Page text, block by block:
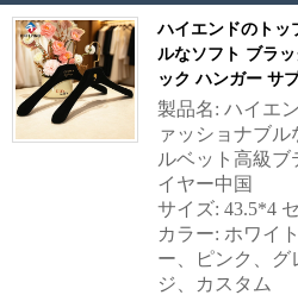
ハイエンドのトッ
ルなソフト ブラ
ック ハンガー サ
製品名: ハイエ
ァッショナブ
ルベット高級ブ
イヤー中国
サイズ: 43.5*4
カラー: ホワイ
ー、ピンク、グ
ジ、カスタム